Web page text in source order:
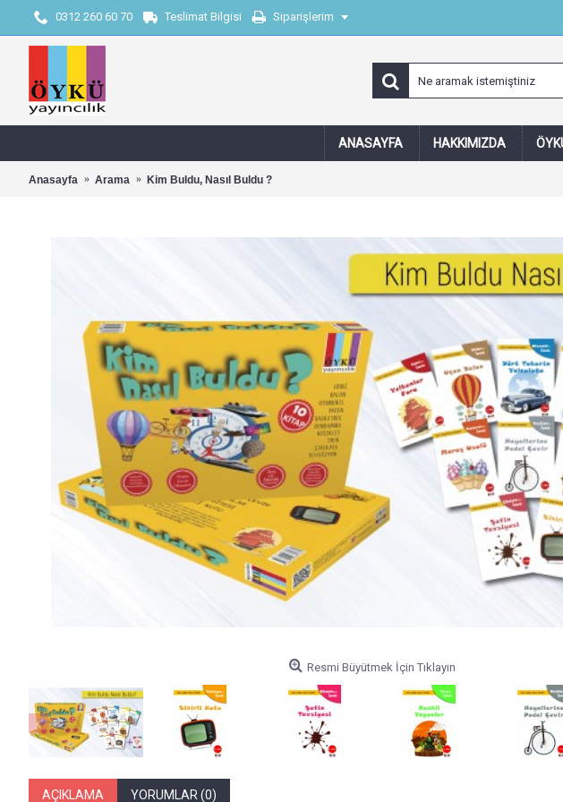
0312 260 60 70 Teslimat Bilgisi Siparişlerim
ANASAYFA HAKKIMIZDA
Anasayfa Arama Kim Buldu, Nasıl Buldu ?
Resmi Büyütmek İçin Tıklayın
AÇIKLAMA YORUMLAR (0)